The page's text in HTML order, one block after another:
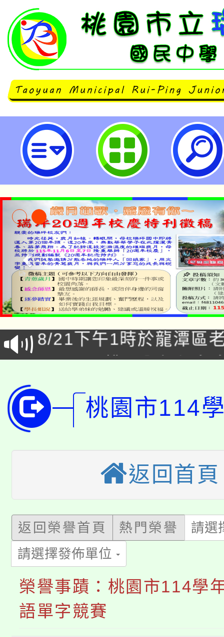
桃園市立瑞坪國民中學
「本色祭」8/29、30在
場熱烈登場!
8/21下午1時於龍潭區
徵才活動。
YOUNG桃局內行報名
局官網。
開!
115年桃園市運動會8/
視費優惠，中低收入戶
者。
大園自造教育及科技
份教師增能研習
大溪自造教育及科技
份教師研習
淨零綠生活教案入校路
會
115年食農教育專業人
程
「本色祭」8/29、30在
場熱烈登場!
8/21下午1時於龍潭區
徵才活動。
YOUNG桃局內行報名
桃園市114
返回首頁
返回榮譽首頁 熱門榮譽
請選
請選擇發佈單位
榮譽事蹟：桃園市114學
語單字競賽